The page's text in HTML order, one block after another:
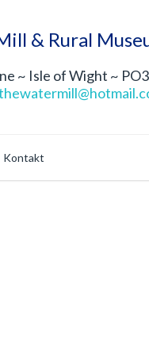
& Rural
~ Isle of Wight ~
Kontakt